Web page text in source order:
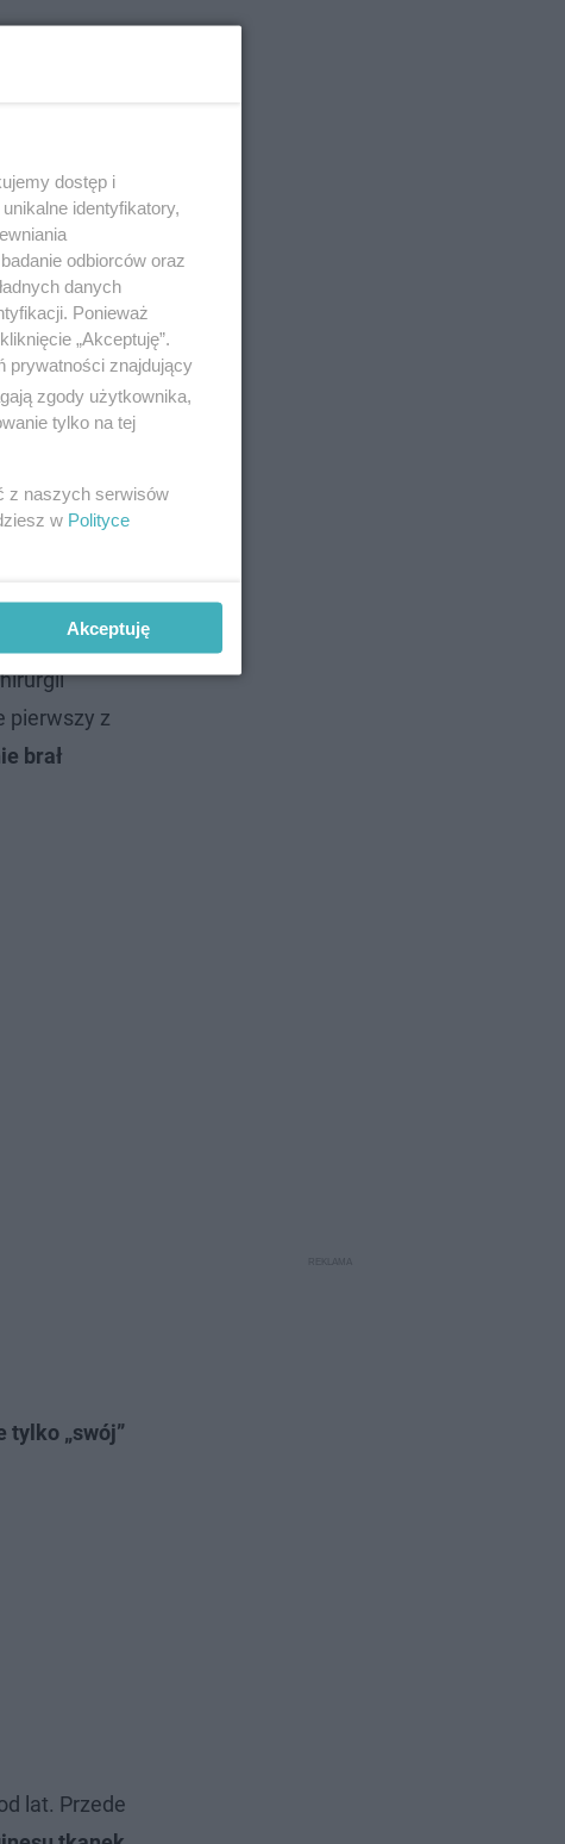
pierwszy z
brał
tylko „swój”
lat. Przede
dostęp i
identyfikatory,
odbiorców oraz
danych
Ponieważ
„Akceptuję”.
prywatności znajdujący
zgody użytkownika,
tylko na tej
z naszych serwisów
w Polityce
Akceptuję